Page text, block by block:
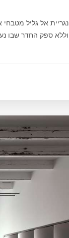
נגריית אל גליל
וללא ספק החדר שבו